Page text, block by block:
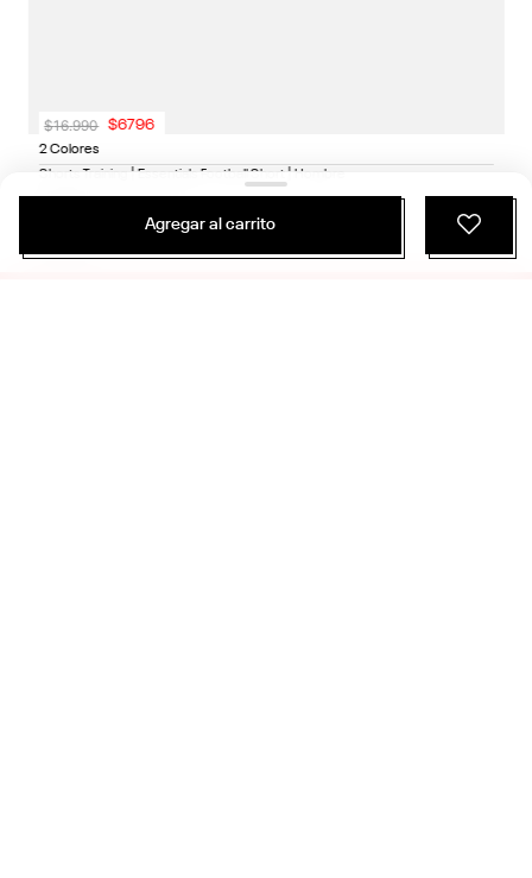
2 Colores
Shorts Training | Essentials Football Short | Hombre
Entrenamiento Funcional
$16.990 $6796
Agregar al carrito